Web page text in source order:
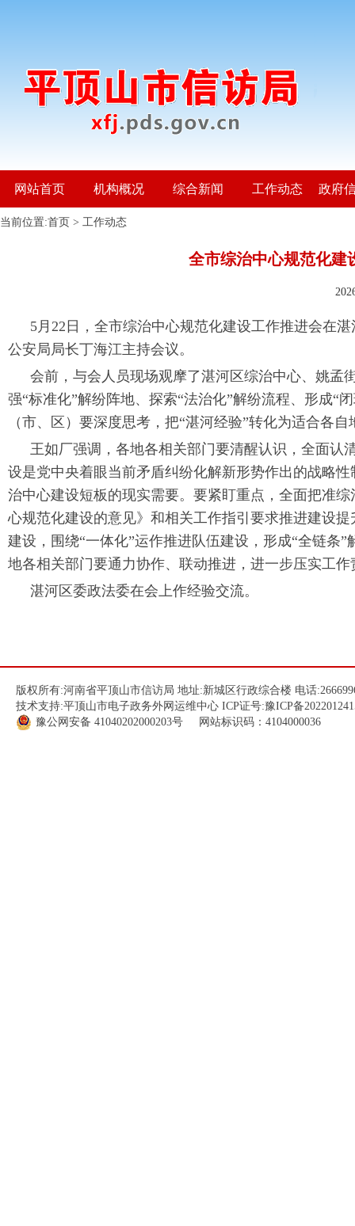
网站首页 机构概况 综合新闻 工作动态 政府
当前位置:首页 > 工作动态
全市综治中心规范化建
5月22日，全市综治中心规范化建设工作推进会在
公安局局长丁海江主持会议。
会前，与会人员现场观摩了湛河区综治中心、姚孟
强“标准化”解纷阵地、探索“法治化”解纷流程、形成“
（市、区）要深度思考，把“湛河经验”转化为适合各
王如厂强调，各地各相关部门要清醒认识，全面认
设是党中央着眼当前矛盾纠纷化解新形势作出的战略
治中心建设短板的现实需要。要紧盯重点，全面把准
心规范化建设的意见》和相关工作指引要求推进建设
建设，围绕“一体化”运作推进队伍建设，形成“全链条
地各相关部门要通力协作、联动推进，进一步压实工
湛河区委政法委在会上作经验交流。
版权所有:河南省平顶山市信访局 地址:新城区行政综合楼 电话
技术支持:平顶山市电子政务外网运维中心 ICP证号:豫ICP备
豫公网安备 41040202000203号 网站标识码：4104000036